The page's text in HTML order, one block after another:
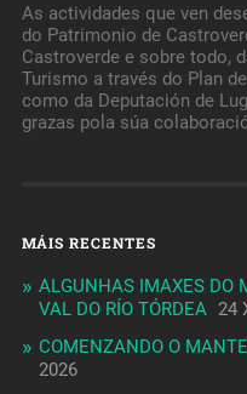
As actividades que ven
do Patrimonio de
Castroverde e sobre todo,
Turismo a través do Plan
como da Deputación de
grazas pola súa
MÁIS RECENTES
ALGUNHAS IMAXES DO
VAL DO RÍO TÓRDEA 24
COMENZANDO O
2026